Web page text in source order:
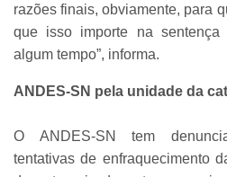
razões finais, obviamente, para
que isso importe na
algum tempo”, informa.
ANDES-SN pela unidade da
O ANDES-SN tem
tentativas de enfraquecimento